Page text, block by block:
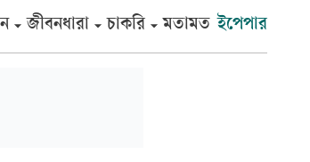
জীবনধারা চাকরি মতামত ইপেপার